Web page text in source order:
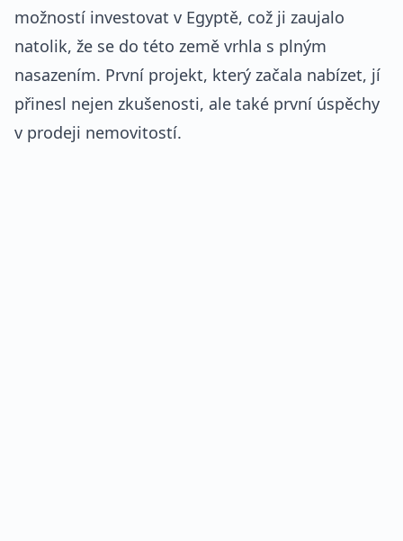
možností investovat v Egyptě, což ji zaujalo
natolik, že se do této země vrhla s plným
nasazením. První projekt, který začala nabízet, jí
přinesl nejen zkušenosti, ale také první úspěchy
v prodeji nemovitostí.